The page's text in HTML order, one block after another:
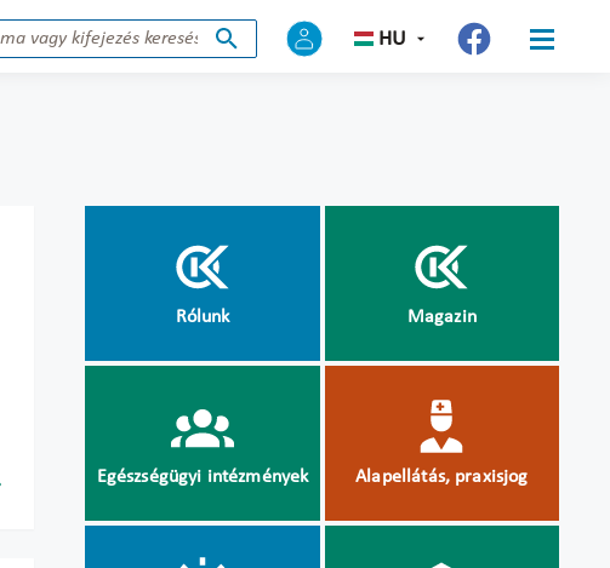
HU
Rólunk Magazin
Egészségügyi intézmények Alapellátás, praxisjog